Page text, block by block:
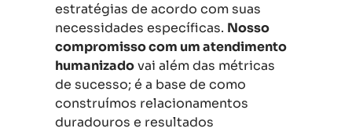
estratégias de acordo com suas
necessidades específicas. Nosso
compromisso com um atendimento
humanizadovai além das métricas
de sucesso; é a base de como
construímos relacionamentos
duradouros e resultados